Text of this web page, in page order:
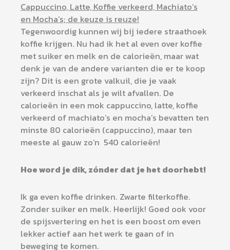
Cappuccino, Latte, Koffie verkeerd, Machiato’s
en Mocha’s; de keuze is reuze!
Tegenwoordig kunnen wij bij iedere straathoek
koffie krijgen. Nu had ik het al even over koffie
met suiker en melk en de calorieën, maar wat
denk je van de andere varianten die er te koop
zijn? Dit is een grote valkuil, die je vaak
verkeerd inschat als je wilt afvallen. De
calorieën in een mok cappuccino, latte, koffie
verkeerd of machiato’s en mocha’s bevatten ten
minste 80 calorieën (cappuccino), maar ten
meeste al gauw zo’n 540 calorieën!
Hoe word je dik, zónder dat je het doorhebt!
Ik ga even koffie drinken. Zwarte filterkoffie.
Zonder suiker en melk. Heerlijk! Goed ook voor
de spijsvertering en het is een boost om even
lekker actief aan het werk te gaan of in
beweging te komen.